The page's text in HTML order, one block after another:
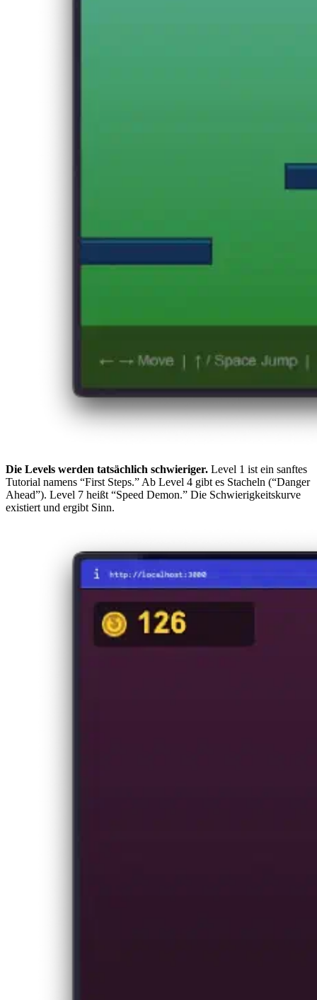
Die Levels werden tatsächlich schwieriger. Level 1 ist ein sanftes
Tutorial namens “First Steps.” Ab Level 4 gibt es Stacheln (“Danger
Ahead”). Level 7 heißt “Speed Demon.” Die Schwierigkeitskurve
existiert und ergibt Sinn.